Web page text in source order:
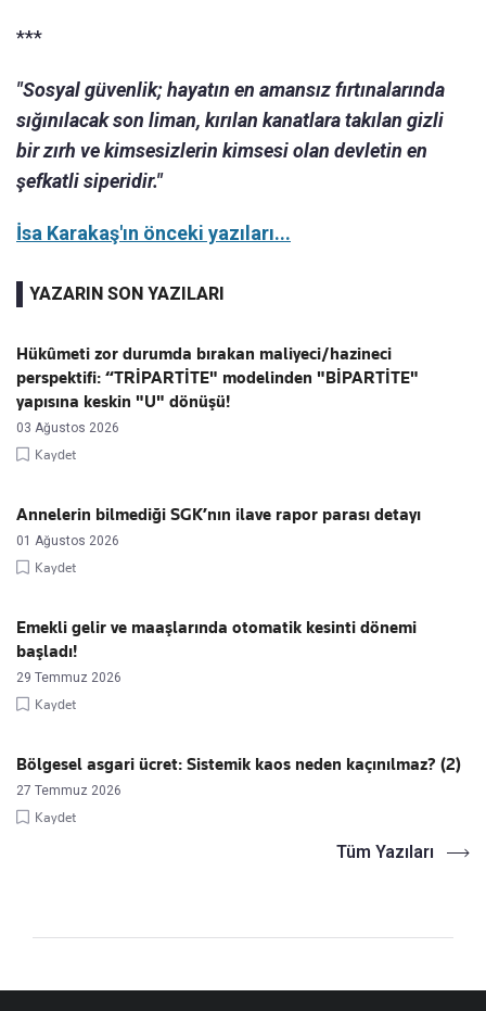
***
"Sosyal güvenlik; hayatın en amansız fırtınalarında
sığınılacak son liman, kırılan kanatlara takılan gizli
bir zırh ve kimsesizlerin kimsesi olan devletin en
şefkatli siperidir."
İsa Karakaş'ın önceki yazıları...
YAZARIN SON YAZILARI
Hükûmeti zor durumda bırakan maliyeci/hazineci
perspektifi: “TRİPARTİTE" modelinden "BİPARTİTE"
yapısına keskin "U" dönüşü!
03 Ağustos 2026
Kaydet
Annelerin bilmediği SGK’nın ilave rapor parası detayı
01 Ağustos 2026
Kaydet
Emekli gelir ve maaşlarında otomatik kesinti dönemi
başladı!
29 Temmuz 2026
Kaydet
Bölgesel asgari ücret: Sistemik kaos neden kaçınılmaz? (2)
27 Temmuz 2026
Kaydet
Tüm Yazıları